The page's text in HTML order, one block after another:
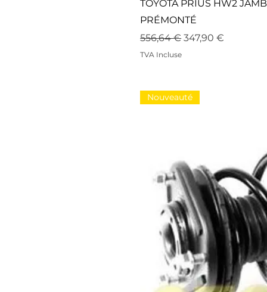
TOYOTA PRIUS HW2
PRÉMONTÉ
Prix original
556,64 € Prix
347,90 €
TVA Incluse
Nouveauté